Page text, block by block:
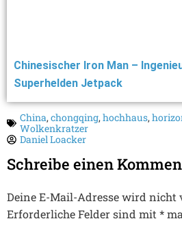
Chinesischer Iron Man –
Superhelden Jetpack
China,chongqing,hochhaus,
Wolkenkratzer
Daniel Loacker
Schreibe einen
Deine E-Mail-Adresse wird nicht
Erforderliche Felder sind mit *